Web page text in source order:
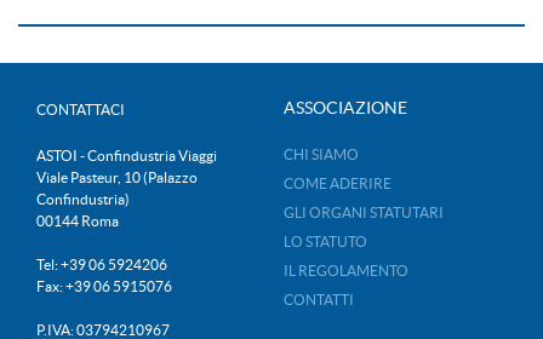
CONTATTACI
ASTOI - Confindustria Viaggi
Viale Pasteur, 10 (Palazzo
Confindustria)
00144 Roma
Tel: +39 06 5924206
Fax: +39 06 5915076
P.IVA: 03794210967
ASSOCIAZIONE
CHI SIAMO
COME ADERIRE
GLI ORGANI STATUTARI
LO STATUTO
IL REGOLAMENTO
CONTATTI